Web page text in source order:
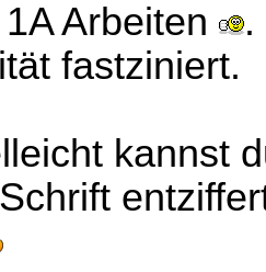
Arbeiten
fastziniert.
kannst